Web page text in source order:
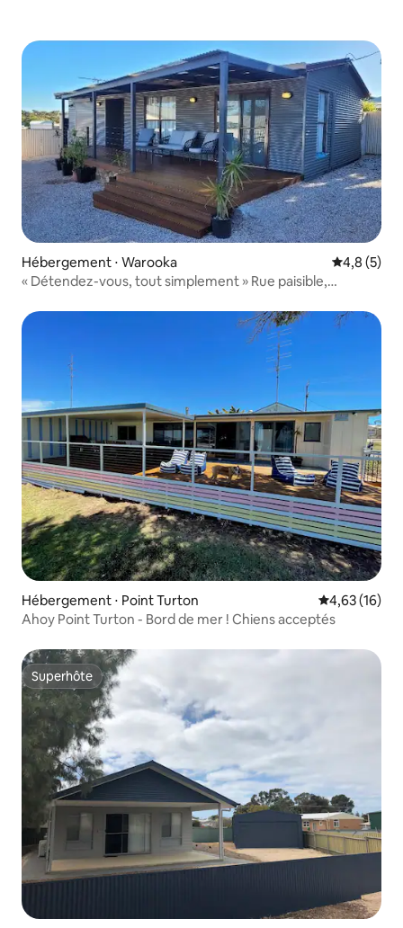
Hébergement ⋅ Warooka Évaluation
4,8 (5)
« Détendez-vous, tout simplement » Rue paisible,
Hébergement ⋅ Point Turton Évaluation
4,63 (16)
Ahoy Point Turton - Bord de mer ! Chiens acceptés
Superhôte
Superhôte